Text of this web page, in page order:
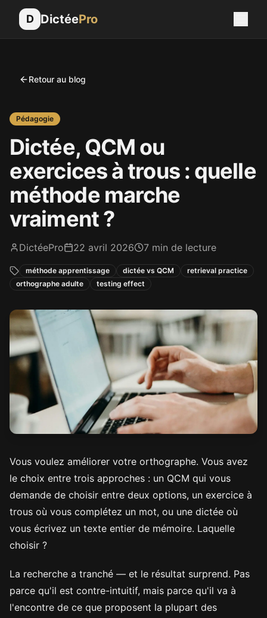
D DictéePro
Retour au blog
Pédagogie
Dictée, QCM ou
exercices à trous : quelle
méthode marche
vraiment ?
DictéePro 22 avril 2026 7 min de lecture
méthode apprentissage dictée vs QCM
retrieval practice
orthographe adulte
testing effect
Vous voulez améliorer votre orthographe. Vous avez
le choix entre trois approches : un QCM qui vous
demande de choisir entre deux options, un exercice à
trous où vous complétez un mot, ou une dictée où
vous écrivez un texte entier de mémoire. Laquelle
choisir ?
La recherche a tranché — et le résultat surprend. Pas
parce qu'il est contre-intuitif, mais parce qu'il va à
l'encontre de ce que proposent la plupart des